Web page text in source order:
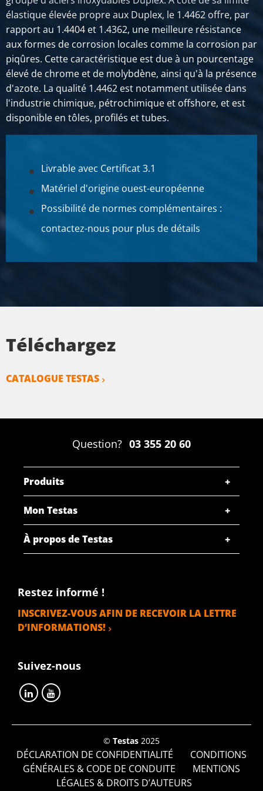
élastique élevée propre aux Duplex, le 1.4462 offre, par
rapport au 1.4404 et 1.4362, une meilleure résistance
aux formes de corrosion locales comme la corrosion par
piqûres. Cette caractéristique est due à un pourcentage
élevé de chrome et de molybdène, ainsi qu'à la présence
d'azote. La qualité 1.4462 est notamment utilisée dans
l'industrie chimique, pétrochimique et offshore, et est
disponible en tôles, profilés et tubes.
Livrable avec Certificat 3.1
Matériel d'origine ouest-européenne
Possibilité de normes complémentaires :
contactez-nous pour plus de détails
Téléchargez
CATALOGUE TESTAS
Question? 03 355 20 60
Produits
Mon Testas
À propos de Testas
Restez informé !
INSCRIVEZ-VOUS AFIN DE RECEVOIR LA LETTRE
D’INFORMATIONS!
Suivez-nous
© Testas 2025
DÉCLARATION DE CONFIDENTIALITÉ
CONDITIONS
GÉNÉRALES & CODE DE CONDUITE
MENTIONS
LÉGALES & DROITS D’AUTEURS